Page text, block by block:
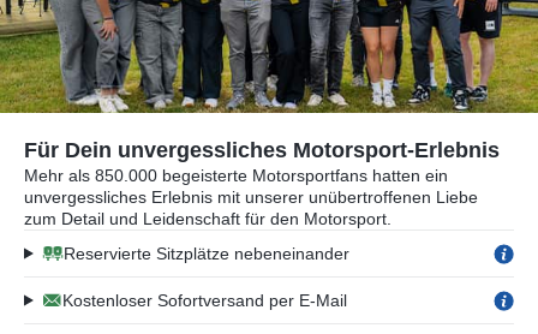
Für Dein unvergessliches Motorsport-Erlebnis
Mehr als 850.000 begeisterte Motorsportfans hatten ein
unvergessliches Erlebnis mit unserer unübertroffenen Liebe
zum Detail und Leidenschaft für den Motorsport.
Reservierte Sitzplätze nebeneinander
Kostenloser Sofortversand per E-Mail